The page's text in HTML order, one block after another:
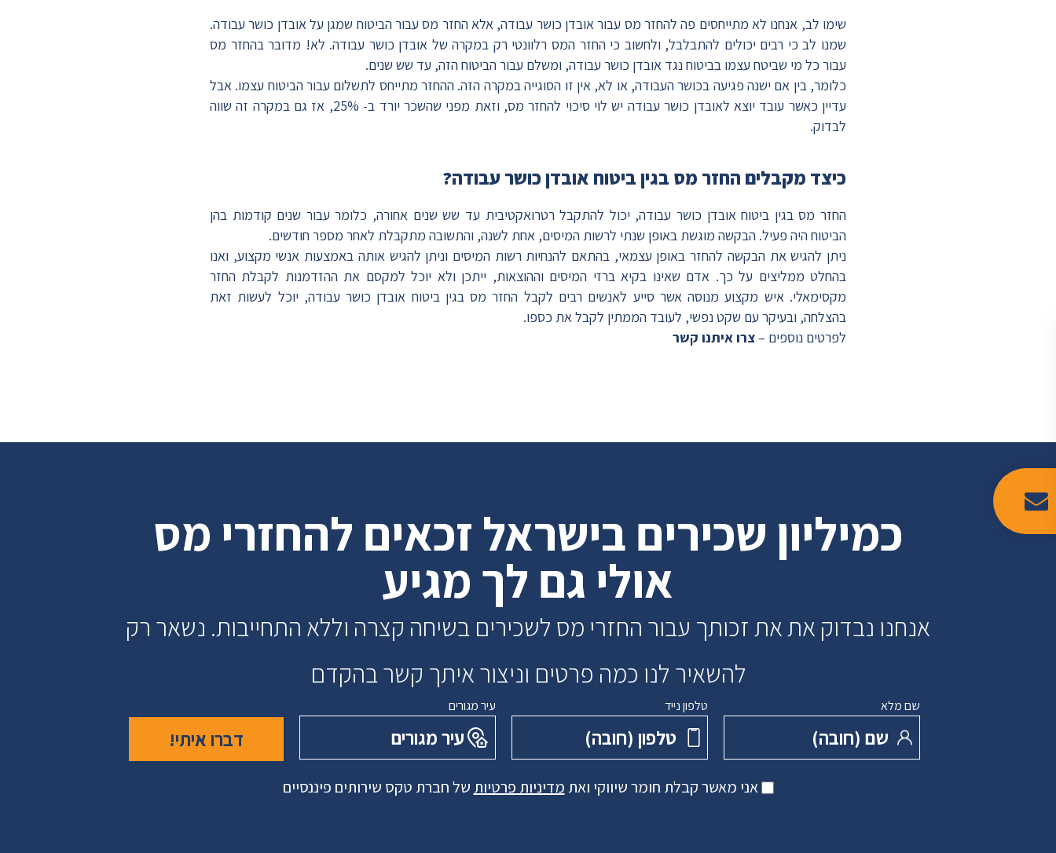
שימו לב, אנחנו לא מתייחסים פה להחזר מס עבור אובדן כושר עבודה, אלא החזר מס עבור הביטוח שמגן על אובדן כושר עבודה.
שמנו לב כי רבים יכולים להתבלבל, ולחשוב כי החזר המס רלוונטי רק במקרה של אובדן כושר עבודה. לא! מדובר בהחזר מס
עבור כל מי שביטח עצמו בביטוח נגד אובדן כושר עבודה, ומשלם עבור הביטוח הזה, עד שש שנים.
כלומר, בין אם ישנה פגיעה בכושר העבודה, או לא, אין זו הסוגייה במקרה הזה. ההחזר מתייחס לתשלום עבור הביטוח עצמו. אבל
עדיין כאשר עובד יוצא לאובדן כושר עבודה יש לוי סיכוי להחזר מס, וזאת מפני שהשכר יורד ב- 25%, אז גם במקרה זה שווה
לבדוק.
כיצד מקבלים החזר מס בגין ביטוח אובדן כושר עבודה?
החזר מס בגין ביטוח אובדן כושר עבודה, יכול להתקבל רטרואקטיבית עד שש שנים אחורה, כלומר עבור שנים קודמות בהן
הביטוח היה פעיל. הבקשה מוגשת באופן שנתי לרשות המיסים, אחת לשנה, והתשובה מתקבלת לאחר מספר חודשים.
ניתן להגיש את הבקשה להחזר באופן עצמאי, בהתאם להנחיות רשות המיסים וניתן להגיש אותה באמצעות אנשי מקצוע, ואנו
בהחלט ממליצים על כך. אדם שאינו בקיא ברזי המיסים וההוצאות, ייתכן ולא יוכל למקסם את ההזדמנות לקבלת החזר
מקסימאלי. איש מקצוע מנוסה אשר סייע לאנשים רבים לקבל החזר מס בגין ביטוח אובדן כושר עבודה, יוכל לעשות זאת
בהצלחה, ובעיקר עם שקט נפשי, לעובד הממתין לקבל את כספו.
לפרטים נוספים –צרו איתנו קשר
כמיליון שכירים בישראל זכאים להחזרי מס
אולי גם לך מגיע
אנחנו נבדוק את את זכותך עבור החזרי מס לשכירים בשיחה קצרה וללא התחייבות. נשאר רק
להשאיר לנו כמה פרטים וניצור איתך קשר בהקדם
שם מלא
שם ‏(חובה)
טלפון נייד
טלפון ‏(חובה)
עיר מגורים
עיר מגורים
אני מאשר קבלת חומר שיווקי ואת מדיניות פרטיות של חברת טקס שירותים פיננסיים